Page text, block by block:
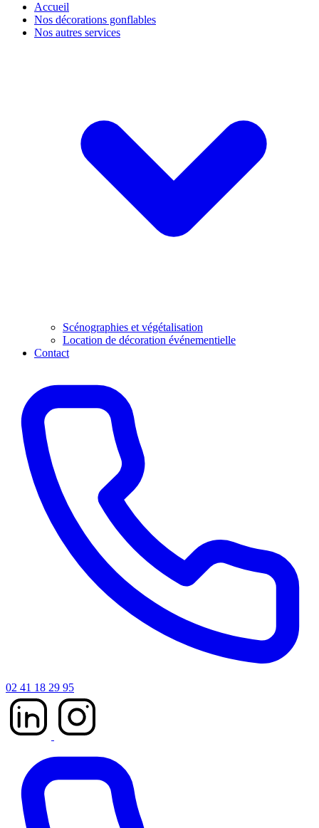
Accueil
Nos décorations gonflables
Nos autres services
Scénographies et végétalisation
Location de décoration événementielle
Contact
02 41 18 29 95